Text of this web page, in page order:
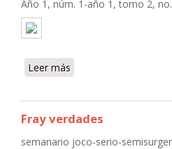
Año 1, núm. 1-año 1, tomo 2,
Leer más
Fray verdades
semanario joco-serio-